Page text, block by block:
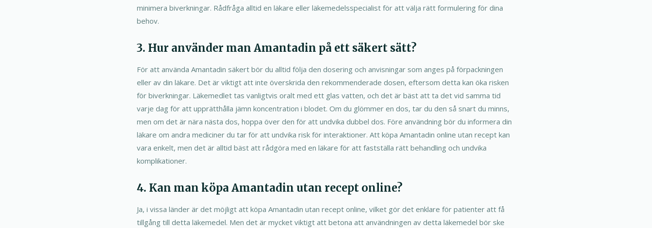
minimera biverkningar. Rådfråga alltid en läkare eller läkemedelsspecialist för att välja rätt formulering för dina
behov.
3. Hur använder man Amantadin på ett säkert sätt?
För att använda Amantadin säkert bör du alltid följa den dosering och anvisningar som anges på förpackningen
eller av din läkare. Det är viktigt att inte överskrida den rekommenderade dosen, eftersom detta kan öka risken
för biverkningar. Läkemedlet tas vanligtvis oralt med ett glas vatten, och det är bäst att ta det vid samma tid
varje dag för att upprätthålla jämn koncentration i blodet. Om du glömmer en dos, tar du den så snart du minns,
men om det är nära nästa dos, hoppa över den för att undvika dubbel dos. Före användning bör du informera din
läkare om andra mediciner du tar för att undvika risk för interaktioner. Att köpa Amantadin online utan recept kan
vara enkelt, men det är alltid bäst att rådgöra med en läkare för att fastställa rätt behandling och undvika
komplikationer.
4. Kan man köpa Amantadin utan recept online?
Ja, i vissa länder är det möjligt att köpa Amantadin utan recept online, vilket gör det enklare för patienter att få
tillgång till detta läkemedel. Men det är mycket viktigt att betona att användningen av detta läkemedel bör ske